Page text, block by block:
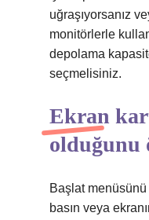
uğraşıyorsanız
monitörlerle
depolama
seçmelisiniz.
Ekran
olduğunu
Başlat
basın veya